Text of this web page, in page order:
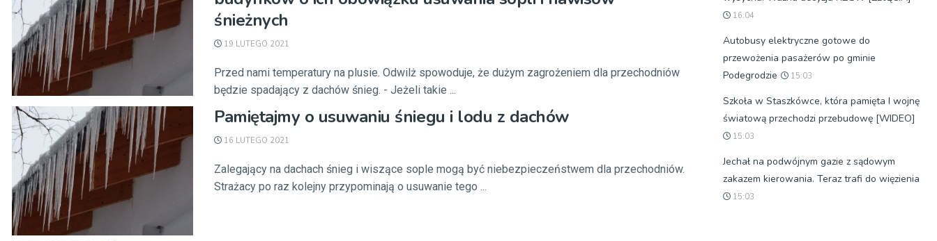
śnieżnych
19 LUTEGO 2021
Przed nami temperatury na plusie. Odwilż spowoduje, że dużym zagrożeniem dla przechodniów
będzie spadający z dachów śnieg. - Jeżeli takie ...
Pamiętajmy o usuwaniu śniegu i lodu z dachów
16 LUTEGO 2021
Zalegający na dachach śnieg i wiszące sople mogą być niebezpieczeństwem dla przechodniów.
Strażacy po raz kolejny przypominają o usuwanie tego ...
16:04
Autobusy elektryczne gotowe do
przewożenia pasażerów po gminie
Podegrodzie
15:03
Szkoła w Staszkówce, która pamięta I wojnę
światową przechodzi przebudowę [WIDEO]
15:03
Jechał na podwójnym gazie z sądowym
zakazem kierowania. Teraz trafi do więzienia
15:03